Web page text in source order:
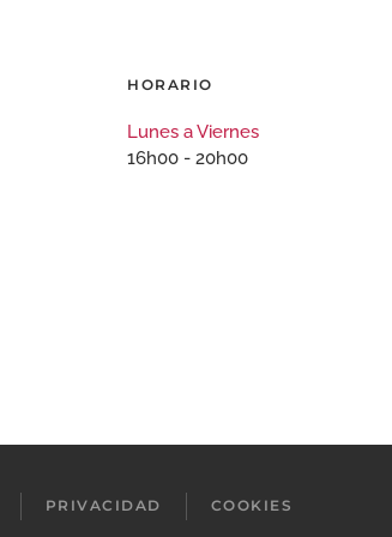
HORARIO
Lunes a Viernes
16h00 - 20h00
PRIVACIDAD COOKIES